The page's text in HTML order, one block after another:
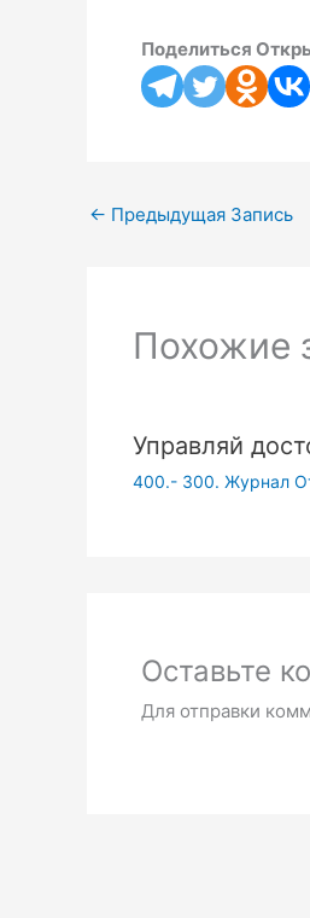
Поделиться
← Предыдущая Запись
Похожие
Управляй
400.- 300. Журнал
Оставьте
Для отправки